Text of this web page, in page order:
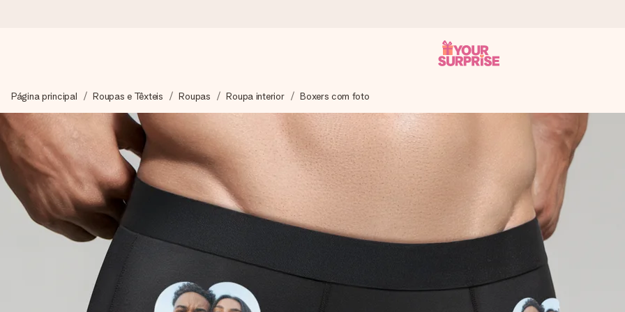
Preparamos o teu presente com toda a atenção e enviamos num instante - para que possas oferece-lo na hora certa, quando
4,7 (com base em +15.000 avaliações)
Os nossos presentes inspiram. Os clientes avaliam-nos com 4,7 no Google Reviews.
Cartão com mensagem grátis
Cria algo único em apenas alguns passos - com o nome dela, uma foto ou uma mensagem que realmente toca o coração. Sem
Página principal Roupas e Têxteis Roupas Roupa interior Boxers com foto